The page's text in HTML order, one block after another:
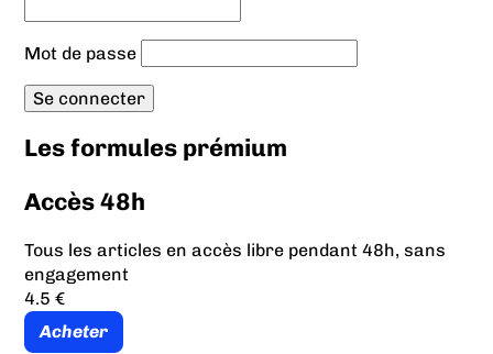
Mot de passe
Les formules prémium
Accès 48h
Tous les articles en accès libre pendant 48h, sans
engagement
4.5 €
Acheter